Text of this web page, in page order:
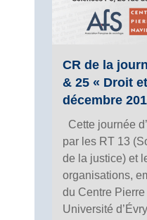
CR de la
& 25 « Droit
décembre
Cette journée
par les RT 13
de la justice) et
organisations,
du Centre
Université